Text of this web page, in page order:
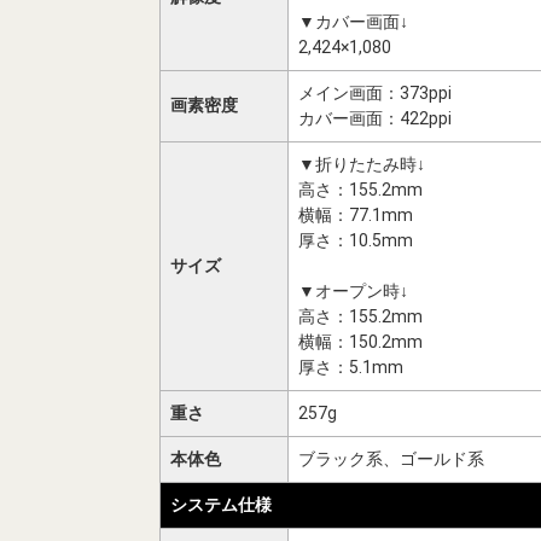
▼カバー画面↓
2,424×1,080
画素密度
メイン画面：373ppi
カバー画面：422ppi
サイズ
▼折りたたみ時↓
高さ：155.2mm
横幅：77.1mm
厚さ：10.5mm
▼オープン時↓
高さ：155.2mm
横幅：150.2mm
厚さ：5.1mm
重さ 257g
本体色 ブラック系、ゴールド系
システム仕様